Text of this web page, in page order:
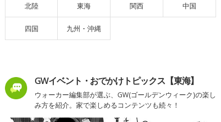
北陸 東海 関西 中国
四国 九州・沖縄
GWイベント・おでかけトピックス【東海】
ウォーカー編集部が選ぶ、GW(ゴールデンウィーク)の楽し
み方を紹介。家で楽しめるコンテンツも続々！